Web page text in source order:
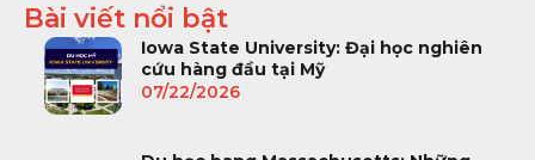
Bài viết nổi bật
Iowa State University: Đại học nghiên
cứu hàng đầu tại Mỹ
07/22/2026